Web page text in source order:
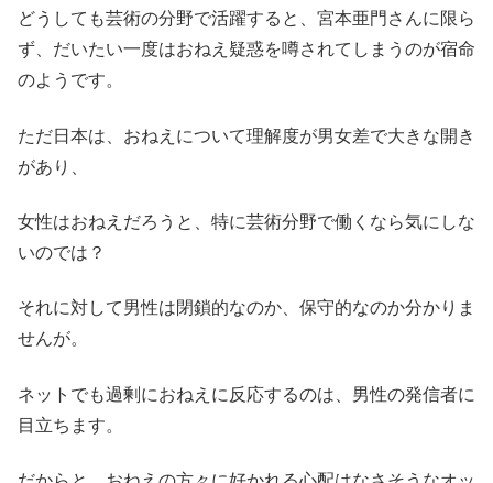
どうしても芸術の分野で活躍すると、宮本亜門さんに限ら
ず、だいたい一度はおねえ疑惑を噂されてしまうのが宿命
のようです。
ただ日本は、おねえについて理解度が男女差で大きな開き
があり、
女性はおねえだろうと、特に芸術分野で働くなら気にしな
いのでは？
それに対して男性は閉鎖的なのか、保守的なのか分かりま
せんが。
ネットでも過剰におねえに反応するのは、男性の発信者に
目立ちます。